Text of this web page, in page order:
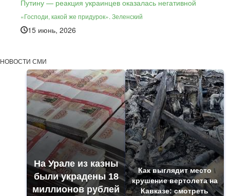
«Господи, какой же придурок». Зеленский
15 июнь, 2026
НОВОСТИ СМИ
На Урале из казны
были украдены 18
миллионов рублей
Как выглядит место
крушение вертолета на
Кавказе: смотреть